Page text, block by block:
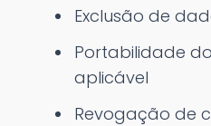
Exclusão de
Portabilidade
aplicável
Revogação de